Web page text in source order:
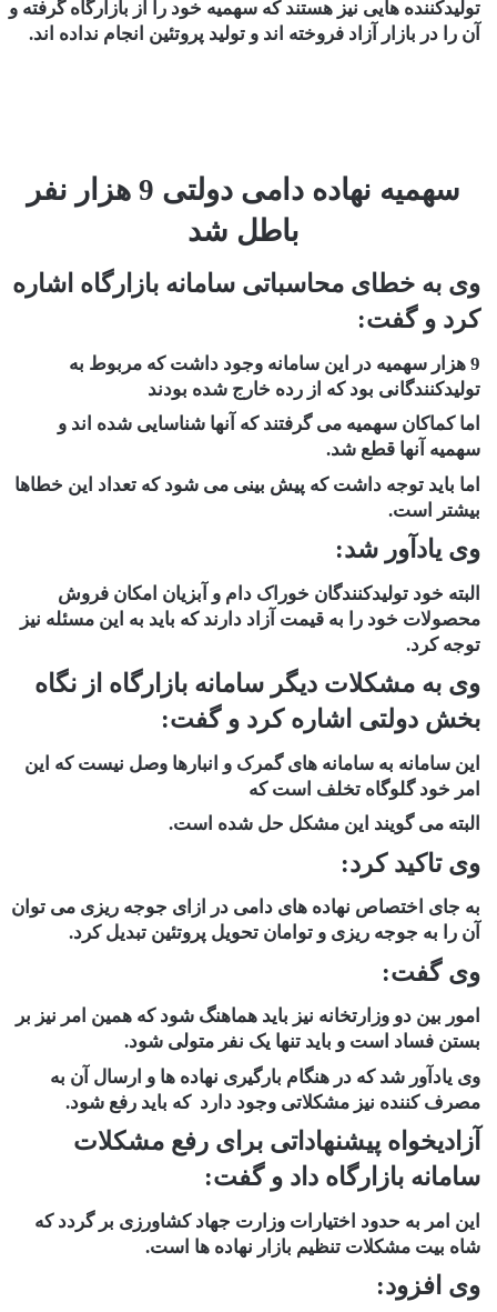
تولیدکننده هایی نیز هستند که سهمیه خود را از بازارگاه گرفته و
آن را در بازار آزاد فروخته اند و تولید پروتئین انجام نداده اند.
سهمیه نهاده دامی دولتی 9 هزار نفر
باطل شد
وی به خطای محاسباتی سامانه بازارگاه اشاره
کرد و گفت:
9 هزار سهمیه در این سامانه وجود داشت که مربوط به
تولیدکنندگانی بود که از رده خارج شده بودند
اما کماکان سهمیه می گرفتند که آنها شناسایی شده اند و
سهمیه آنها قطع شد.
اما باید توجه داشت که پیش بینی می شود که تعداد این خطاها
بیشتر است.
وی یادآور شد:
البته خود تولیدکنندگان خوراک دام و آبزیان امکان فروش
محصولات خود را به قیمت آزاد دارند که باید به این مسئله نیز
توجه کرد.
وی به مشکلات دیگر سامانه بازارگاه از نگاه
بخش دولتی اشاره کرد و گفت:
این سامانه به سامانه های گمرک و انبارها وصل نیست که این
امر خود گلوگاه تخلف است که
البته می گویند این مشکل حل شده است.
وی تاکید کرد:
به جای اختصاص نهاده های دامی در ازای جوجه ریزی می توان
آن را به جوجه ریزی و توامان تحویل پروتئین تبدیل کرد.
وی گفت:
امور بین دو وزارتخانه نیز باید هماهنگ شود که همین امر نیز بر
بستن فساد است و باید تنها یک نفر متولی شود.
وی یادآور شد که در هنگام بارگیری نهاده ها و ارسال آن به
مصرف کننده نیز مشکلاتی وجود دارد که باید رفع شود.
آزادیخواه پیشنهاداتی برای رفع مشکلات
سامانه بازارگاه داد و گفت:
این امر به حدود اختیارات وزارت جهاد کشاورزی بر گردد که
شاه بیت مشکلات تنظیم بازار نهاده ها است.
وی افزود: